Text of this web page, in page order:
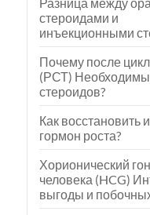
стероидами и
инъекционными
Почему после
(РСТ)
стероидов?
Как восстановить
гормон роста?
Хорионический
человека (HCG)
выгоды и